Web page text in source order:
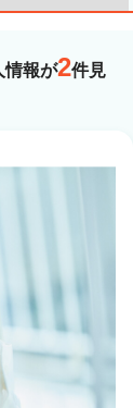
フ・その他
遣
件を変更
情報が2件見